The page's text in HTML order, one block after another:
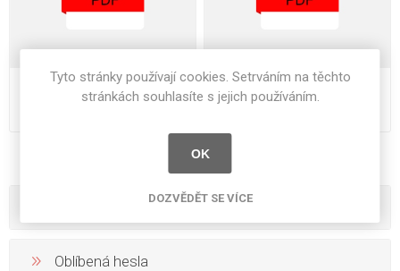
Unilin Clicwall FR Stocklist
Unilin Clicwall FR Installation
Guide
Oblíbená hesla
Tyto stránky používají cookies. Setrváním na těchto
stránkách souhlasíte s jejich používáním.
OK
DOZVĚDĚT SE VÍCE